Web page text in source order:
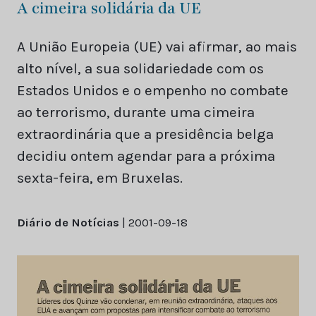
A cimeira solidária da UE
A União Europeia (UE) vai afirmar, ao mais
alto nível, a sua solidariedade com os
Estados Unidos e o empenho no combate
ao terrorismo, durante uma cimeira
extraordinária que a presidência belga
decidiu ontem agendar para a próxima
sexta-feira, em Bruxelas.
Diário de Notícias | 2001-09-18